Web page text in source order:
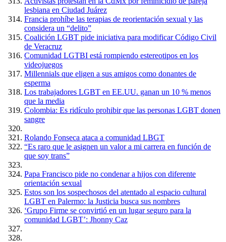
lesbiana en Ciudad Juárez
Francia prohíbe las terapias de reorientación sexual y las
considera un “delito”
Coalición LGBT pide iniciativa para modificar Código Civil
de Veracruz
Comunidad LGTBI está rompiendo estereotipos en los
videojuegos
Millennials que eligen a sus amigos como donantes de
esperma
Los trabajadores LGBT en EE.UU. ganan un 10 % menos
que la media
Colombia: Es ridículo prohibir que las personas LGBT donen
sangre
Rolando Fonseca ataca a comunidad LBGT
“Es raro que le asignen un valor a mi carrera en función de
que soy trans”
Papa Francisco pide no condenar a hijos con diferente
orientación sexual
Estos son los sospechosos del atentado al espacio cultural
LGBT en Palermo: la Justicia busca sus nombres
‘Grupo Firme se convirtió en un lugar seguro para la
comunidad LGBT’: Jhonny Caz